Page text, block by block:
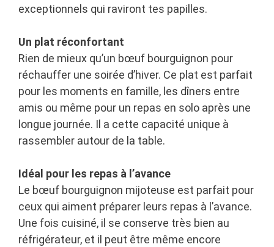
exceptionnels qui raviront tes papilles.
Un plat réconfortant
Rien de mieux qu’un bœuf bourguignon pour
réchauffer une soirée d’hiver. Ce plat est parfait
pour les moments en famille, les dîners entre
amis ou même pour un repas en solo après une
longue journée. Il a cette capacité unique à
rassembler autour de la table.
Idéal pour les repas à l’avance
Le bœuf bourguignon mijoteuse est parfait pour
ceux qui aiment préparer leurs repas à l’avance.
Une fois cuisiné, il se conserve très bien au
réfrigérateur, et il peut être même encore